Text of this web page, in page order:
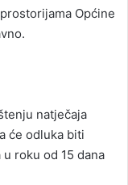
Općine
natječaja
će odluka biti
roku od 15 dana